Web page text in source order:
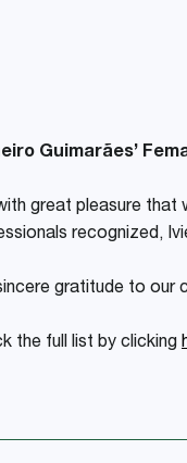
Guimarães’
great pleasure that
recognized,
gratitude to our
the full list by clicking